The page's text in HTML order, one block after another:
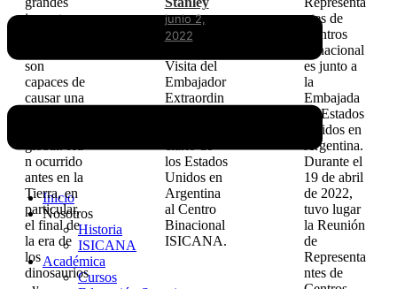
Inicio
Nosotros
Historia
ISICANA
Académica
Cursos
impactos
son
capaces de
causar una
n ocurrido
antes en la
Tierra, en
particular,
el final de
la era de
los
dinosaurios
junio 2,
2022
Visita del
Embajador
Extraordin
los Estados
Unidos en
Argentina
al Centro
Binacional
ISICANA.
ntes de
Centros
Binacional
es junto a
la
Embajada
de Estados
Unidos en
Argentina.
Durante el
19 de abril
de 2022,
tuvo lugar
la Reunión
de
Representa
ntes de